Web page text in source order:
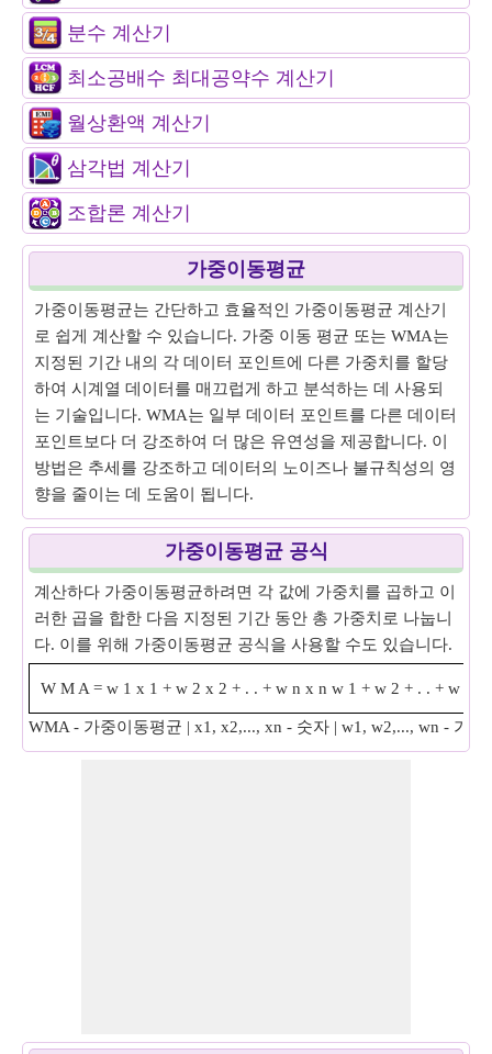
분수 계산기
최소공배수 최대공약수 계산기
월상환액 계산기
삼각법 계산기
조합론 계산기
가중이동평균
가중이동평균는 간단하고 효율적인 가중이동평균 계산기
로 쉽게 계산할 수 있습니다. 가중 이동 평균 또는 WMA는
지정된 기간 내의 각 데이터 포인트에 다른 가중치를 할당
하여 시계열 데이터를 매끄럽게 하고 분석하는 데 사용되
는 기술입니다. WMA는 일부 데이터 포인트를 다른 데이터
포인트보다 더 강조하여 더 많은 유연성을 제공합니다. 이
방법은 추세를 강조하고 데이터의 노이즈나 불규칙성의 영
향을 줄이는 데 도움이 됩니다.
가중이동평균 공식
계산하다 가중이동평균하려면 각 값에 가중치를 곱하고 이
러한 곱을 합한 다음 지정된 기간 동안 총 가중치로 나눕니
다. 이를 위해 가중이동평균 공식을 사용할 수도 있습니다.
W M A = w 1 x 1 + w 2 x 2 + . . + w n x n w 1 + w 2 + . . + w
WMA - 가중이동평균 | x1, x2,..., xn - 숫자 | w1, w2,..., wn - 가중